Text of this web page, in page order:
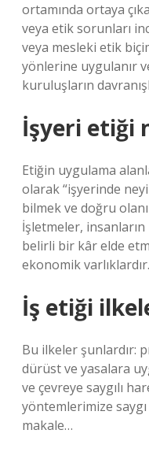
ortamında ortaya
veya etik sorunları
veya mesleki etik
yönlerine uygulanır
kuruluşların
İşyeri etiği
Etiğin uygulama
olarak “işyerinde
bilmek ve doğru
İşletmeler, insanların
belirli bir kâr elde
ekonomik varlıklardır.
İş etiği
Bu ilkeler şunlardır:
dürüst ve yasalara
ve çevreye saygılı
yöntemlerimize
makale…